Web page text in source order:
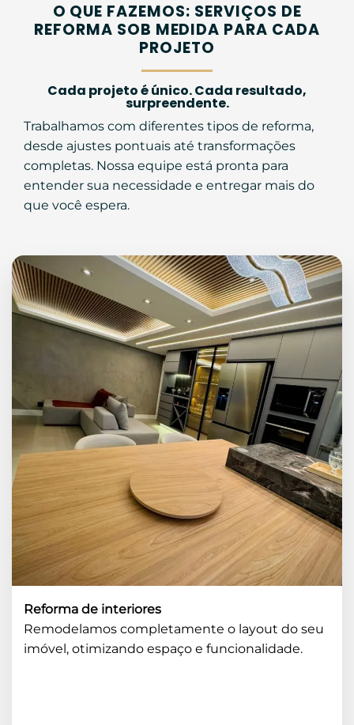
O QUE FAZEMOS: SERVIÇOS DE
REFORMA SOB MEDIDA PARA CADA
PROJETO
Cada projeto é único. Cada resultado,
surpreendente.
Trabalhamos com diferentes tipos de reforma,
desde ajustes pontuais até transformações
completas. Nossa equipe está pronta para
entender sua necessidade e entregar mais do
que você espera.
Reforma de interiores
Remodelamos completamente o layout do seu
imóvel, otimizando espaço e funcionalidade.